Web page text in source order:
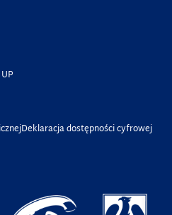
Deklaracja dostępności cyfrowej